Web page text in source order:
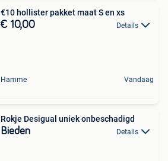
€10 hollister pakket maat S en xs
€ 10,00 Details
Hamme Vandaag
Rokje Desigual uniek onbeschadigd
Bieden Details